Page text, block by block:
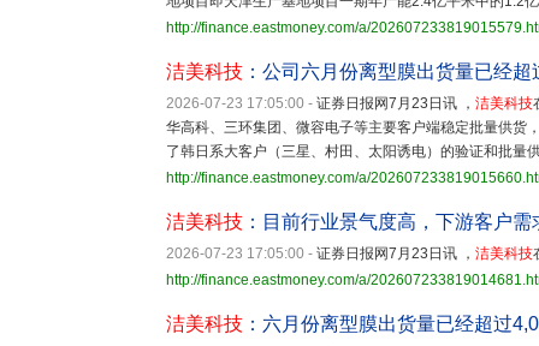
http://finance.eastmoney.com/a/
洁美科技 ：公司六月份离型膜出货量已经
2026-07-23 17:05:00 - 证券日报网7月23日讯 ， 洁美科技
华高科、三环集团、微容电子等主要客户端稳定批量供货
了韩日系大客户（三星、村田、太阳诱电）的验证和批量
http://finance.eastmoney.com/a/
洁美科技 ：目前行业景气度高，下游客户需
2026-07-23 17:05:00 - 证券日报网7月23日讯 ， 洁美科技
http://finance.eastmoney.com/a/
洁美科技 ：六月份离型膜出货量已经超过